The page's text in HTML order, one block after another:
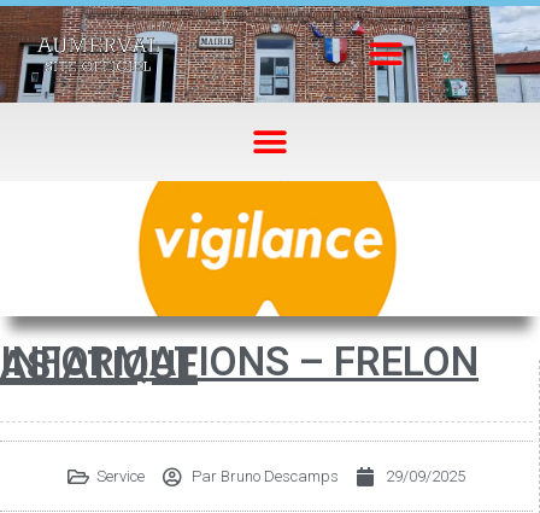
INFORMATIONS – FRELON
ASIATIQUE
Service Par Bruno Descamps 29/09/2025